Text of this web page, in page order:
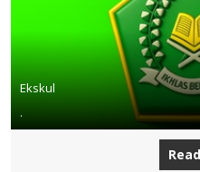
Ekskul
.